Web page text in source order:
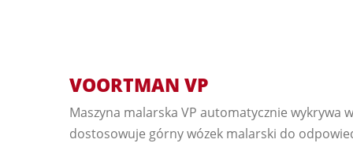
VOORTMAN VP
Maszyna malarska VP automatycznie wykrywa
dostosowuje górny wózek malarski do